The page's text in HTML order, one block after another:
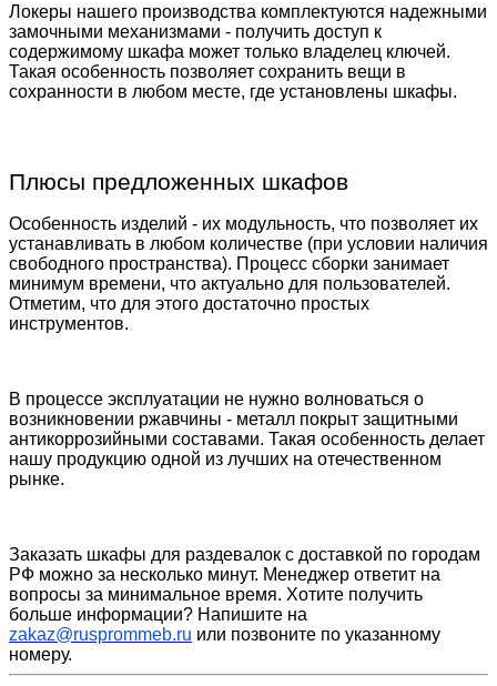
Локеры нашего производства комплектуются надежными
замочными механизмами - получить доступ к
содержимому шкафа может только владелец ключей.
Такая особенность позволяет сохранить вещи в
сохранности в любом месте, где установлены шкафы.
Плюсы предложенных шкафов
Особенность изделий - их модульность, что позволяет их
устанавливать в любом количестве (при условии наличия
свободного пространства). Процесс сборки занимает
минимум времени, что актуально для пользователей.
Отметим, что для этого достаточно простых
инструментов.
В процессе эксплуатации не нужно волноваться о
возникновении ржавчины - металл покрыт защитными
антикоррозийными составами. Такая особенность делает
нашу продукцию одной из лучших на отечественном
рынке.
Заказать шкафы для раздевалок с доставкой по городам
РФ можно за несколько минут. Менеджер ответит на
вопросы за минимальное время. Хотите получить
больше информации? Напишите на
zakaz@rusprommeb.ru или позвоните по указанному
номеру.